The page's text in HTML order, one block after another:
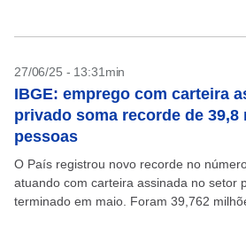
27/06/25 - 13:31min
IBGE: emprego com carteira
privado soma recorde de 39,8
pessoas
O País registrou novo recorde no
atuando com carteira assinada no setor
terminado em maio. Foram 39,762